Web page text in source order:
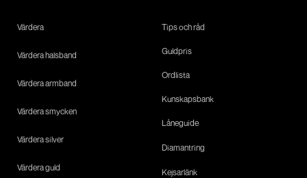
Värdera
Värdera halsband
Värdera armband
Värdera smycken
Värdera silver
Värdera guld
Tips och råd
Guldpris
Ordlista
Kunskapsbank
Låneguide
Diamantring
Kejsarlänk